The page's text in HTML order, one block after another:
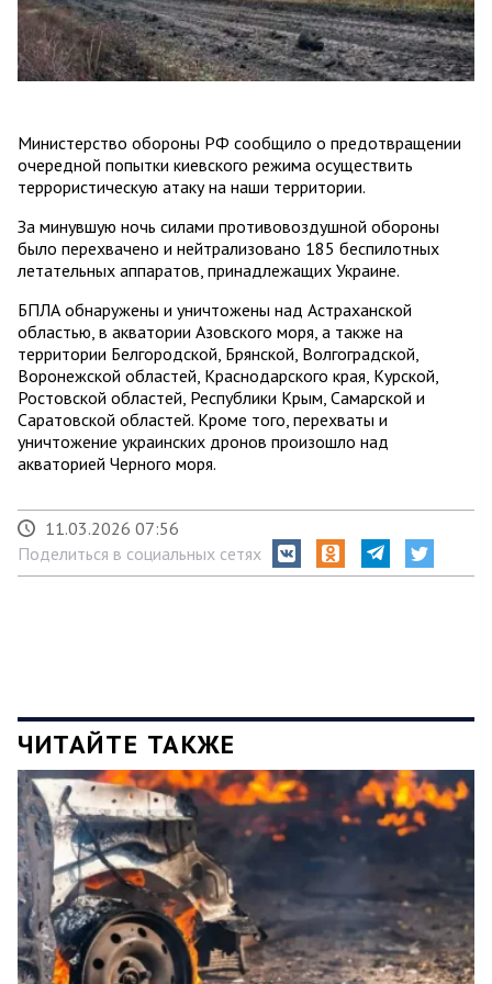
Министерство обороны РФ сообщило о предотвращении
очередной попытки киевского режима осуществить
террористическую атаку на наши территории.
За минувшую ночь силами противовоздушной обороны
было перехвачено и нейтрализовано 185 беспилотных
летательных аппаратов, принадлежащих Украине.
БПЛА обнаружены и уничтожены над Астраханской
областью, в акватории Азовского моря, а также на
территории Белгородской, Брянской, Волгоградской,
Воронежской областей, Краснодарского края, Курской,
Ростовской областей, Республики Крым, Самарской и
Саратовской областей. Кроме того, перехваты и
уничтожение украинских дронов произошло над
акваторией Черного моря.
11.03.2026 07:56
Поделиться в социальных сетях
ЧИТАЙТЕ ТАКЖЕ